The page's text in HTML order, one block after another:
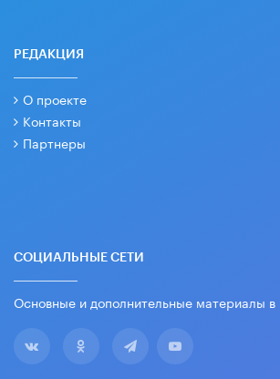
РЕДАКЦИЯ
О проекте
Контакты
Партнеры
СОЦИАЛЬНЫЕ СЕТИ
Основные и дополнительные материалы в